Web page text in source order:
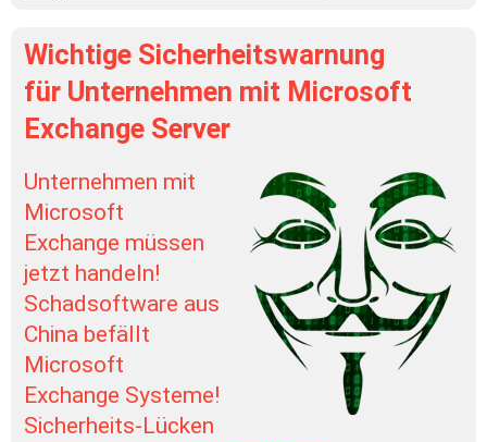
Wichtige Sicherheitswarnung
für Unternehmen mit Microsoft
Exchange Server
Unternehmen mit
Microsoft
Exchange müssen
jetzt handeln!
Schadsoftware aus
China befällt
Microsoft
Exchange Systeme!
Sicherheits-Lücken